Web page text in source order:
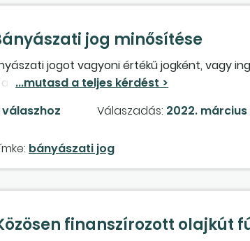
jog minősítése
jogot vagyoni értékű jogként, vagy
könyvelésben?
Válaszadás: 2022. március
bányászati jog
finanszírozott olajkút